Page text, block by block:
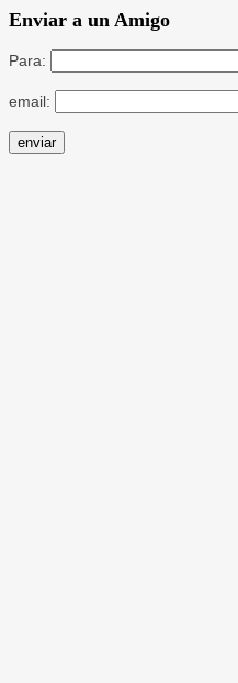
Enviar a un Amigo
Para:
email: